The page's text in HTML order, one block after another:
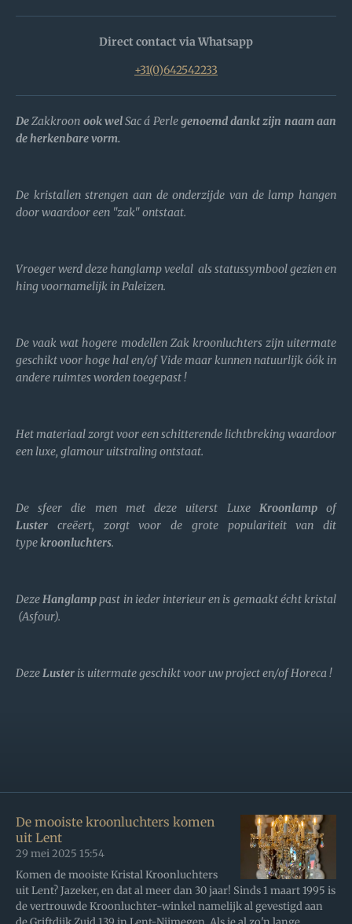
Direct contact via Whatsapp
+31(0)642542233
DeZakkroon ook welSac á Perlegenoemd dankt zijn naam aan
de herkenbare vorm.
De kristallen strengen aan de onderzijde van de lamp hangen
door waardoor een "zak" ontstaat.
Vroeger werd deze hanglamp veelal als statussymbool gezien en
hing voornamelijk in Paleizen.
De vaak wat hogere modellen Zak kroonluchters zijn uitermate
geschikt voor hoge hal en/of Vide maar kunnen natuurlijk óók in
andere ruimtes worden toegepast !
Het materiaal zorgt voor een schitterende lichtbreking waardoor
een luxe, glamour uitstraling ontstaat.
De sfeer die men met deze uiterst Luxe Kroonlampof
Luster creëert, zorgt voor de grote populariteit van dit
typekroonluchters.
DezeHanglamppast in ieder interieur en is gemaakt écht kristal
(Asfour).
DezeLuster is uitermate geschikt voor uw project en/of Horeca !
De mooiste kroonluchters komen
uit Lent
29 mei 2025 15:54
Komen de mooiste Kristal Kroonluchters
uit Lent? Jazeker, en dat al meer dan 30 jaar! Sinds 1 maart 1995 is
de vertrouwde Kroonluchter-winkel namelijk al gevestigd aan